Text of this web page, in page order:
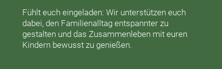
Fühlt euch eingeladen: Wir unterstützen euch
dabei, den Familienalltag entspannter zu
gestalten und das Zusammenleben mit euren
Kindern bewusst zu genießen.